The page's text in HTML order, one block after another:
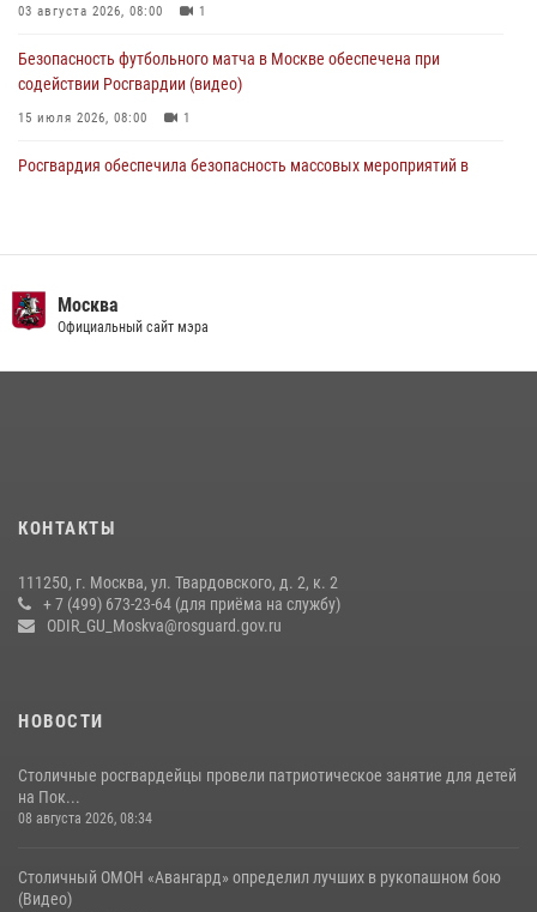
03 августа 2026, 08:00 1
Безопасность футбольного матча в Москве обеспечена при
содействии Росгвардии (видео)
15 июля 2026, 08:00 1
Росгвардия обеспечила безопасность массовых мероприятий в
чемпионат по самбо (виео)
15 июля 2026, 14:00 8
матче в Москве обеспечила Росгвардия (видео)
Росгвардецы проверили места массового пребывания молодежи в
Москва
Официальный сайт мэра
КОНТАКТЫ
111250, г. Москва, ул. Твардовского, д. 2, к. 2
+ 7 (499) 673-23-64 (для приёма на службу)
ODIR_GU_Moskva@rosguard.gov.ru
НОВОСТИ
Столичные росгвардейцы провели патриотическое занятие для детей
на Пок...
08 августа 2026, 08:34
Столичный ОМОН «Авангард» определил лучших в рукопашном бою
(Видео)